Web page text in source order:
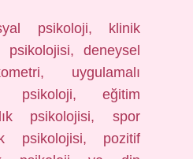
psikoloji, klinik
psikolojisi, deneysel
uygulamalı
psikoloji, eğitim
psikolojisi, spor
psikolojisi, pozitif